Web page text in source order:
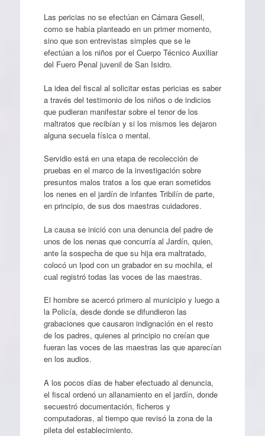
Las pericias no se efectúan en Cámara Gesell,
como se había planteado en un primer momento,
sino que son entrevistas simples que se le
efectúan a los niños por el Cuerpo Técnico Auxiliar
del Fuero Penal juvenil de San Isidro.
La idea del fiscal al solicitar estas pericias es saber
a través del testimonio de los niños o de indicios
que pudieran manifestar sobre el tenor de los
maltratos que recibían y si los mismos les dejaron
alguna secuela física o mental.
Servidio está en una etapa de recolección de
pruebas en el marco de la investigación sobre
presuntos malos tratos a los que eran sometidos
los nenes en el jardín de infantes Tribilín de parte,
en principio, de sus dos maestras cuidadores.
La causa se inició con una denuncia del padre de
unos de los nenas que concurría al Jardín, quien,
ante la sospecha de que su hija era maltratado,
colocó un Ipod con un grabador en su mochila, el
cual registró todas las voces de las maestras.
El hombre se acercó primero al municipio y luego a
la Policía, desde donde se difundieron las
grabaciones que causaron indignación en el resto
de los padres, quienes al principio no creían que
fueran las voces de las maestras las que aparecían
en los audios.
A los pocos días de haber efectuado al denuncia,
el fiscal ordenó un allanamiento en el jardín, donde
secuestró documentación, ficheros y
computadoras, al tiempo que revisó la zona de la
pileta del establecimiento.